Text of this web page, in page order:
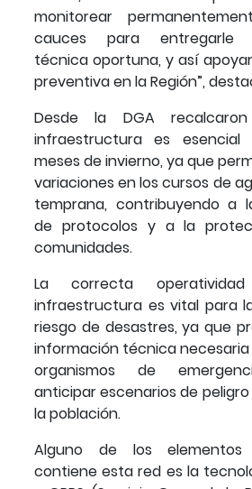
monitorear
cauces para entregarle
técnica oportuna, y así
preventiva en la Región”,
Desde la DGA
infraestructura es esencial
meses de invierno, ya que
variaciones en los cursos de
temprana, contribuyendo a
de protocolos y a la
comunidades.
La correcta
infraestructura es vital para
riesgo de desastres, ya que
información técnica necesaria
organismos de
anticipar escenarios de
la población.
Alguno de los
contiene esta red es la